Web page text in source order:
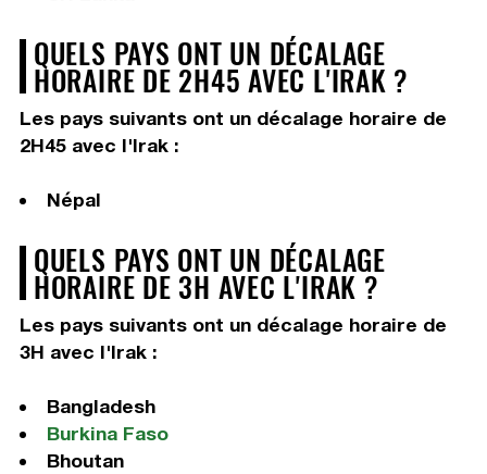
QUELS PAYS ONT UN DÉCALAGE
HORAIRE DE 2H45 AVEC L'IRAK ?
Les pays suivants ont un décalage horaire de
2H45 avec l'Irak :
Népal
QUELS PAYS ONT UN DÉCALAGE
HORAIRE DE 3H AVEC L'IRAK ?
Les pays suivants ont un décalage horaire de
3H avec l'Irak :
Bangladesh
Burkina Faso
Bhoutan